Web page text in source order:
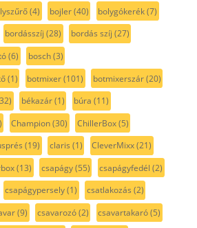
(4) bojler(40) bolygókerék(7)
bordásszíj (28) bordás szíj (27)
(6) bosch(3)
(1) botmixer(101) botmixerszár(20)
békazár(1) búra (11)
Champion(30) ChillerBox(5)
(19) claris (1) CleverMixx(21)
(13) csapágy(55) csapágyfedél (2)
csapágypersely(1) csatlakozás (2)
(9) csavarozó(2) csavartakaró(5)